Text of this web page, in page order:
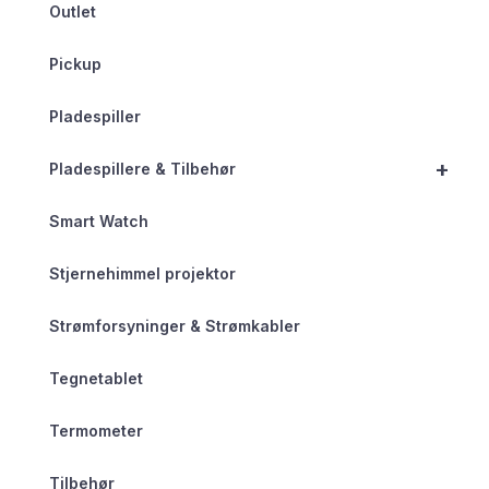
Outlet
Pickup
Pladespiller
+
Pladespillere & Tilbehør
Smart Watch
Stjernehimmel projektor
Strømforsyninger & Strømkabler
Tegnetablet
Termometer
Tilbehør